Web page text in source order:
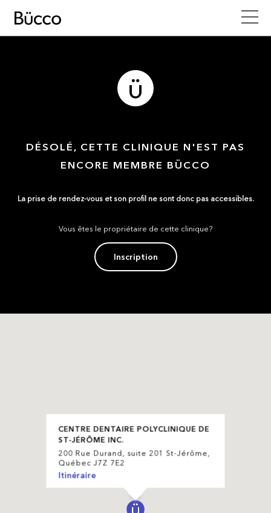
DÉSOLÉ, CETTE CLINIQUE N'EST PAS
ENCORE MEMBRE BÜCCO
La prise de rendez-vous et son profil ne sont donc pas accessibles.
Vous êtes le propriétaire de cette clinique?
Inscription
CENTRE DENTAIRE POLYCLINIQUE DE
ST-JÉRÔME INC.
200 Rue Durand, suite 201 St-Jérôme,
Québec J7Z 7E2
Itinéraire